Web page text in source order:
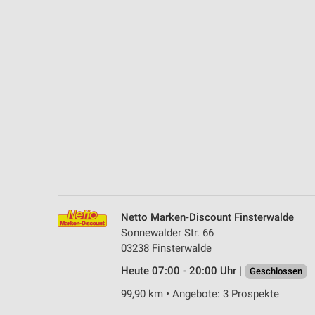
Netto Marken-Discount Finsterwalde
Sonnewalder Str. 66
03238 Finsterwalde
Heute 07:00 - 20:00 Uhr |
Geschlossen
99,90 km • Angebote: 3 Prospekte
Notwendig